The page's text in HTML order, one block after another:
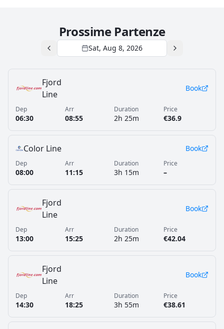
Prossime Partenze
Sat, Aug 8, 2026
Fjord
Line
Book
Dep
06:30
Arr
08:55
Duration
2h 25m
Price
€36.9
Color Line Book
Dep
08:00
Arr
11:15
Duration
3h 15m
Price
–
Fjord
Line
Book
Dep
13:00
Arr
15:25
Duration
2h 25m
Price
€42.04
Fjord
Line
Book
Dep
14:30
Arr
18:25
Duration
3h 55m
Price
€38.61